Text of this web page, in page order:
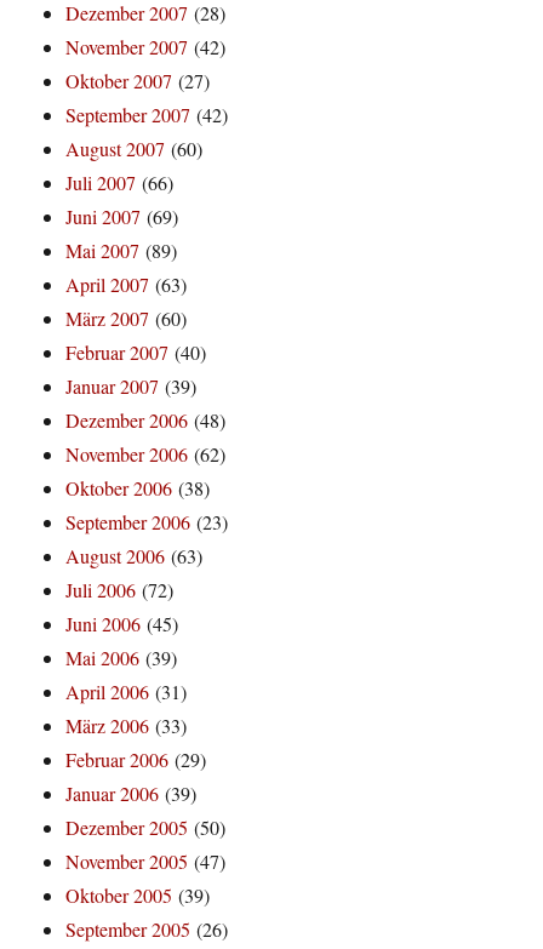
Dezember 2007 (28)
November 2007 (42)
Oktober 2007 (27)
September 2007 (42)
August 2007 (60)
Juli 2007 (66)
Juni 2007 (69)
Mai 2007 (89)
April 2007 (63)
März 2007 (60)
Februar 2007 (40)
Januar 2007 (39)
Dezember 2006 (48)
November 2006 (62)
Oktober 2006 (38)
September 2006 (23)
August 2006 (63)
Juli 2006 (72)
Juni 2006 (45)
Mai 2006 (39)
April 2006 (31)
März 2006 (33)
Februar 2006 (29)
Januar 2006 (39)
Dezember 2005 (50)
November 2005 (47)
Oktober 2005 (39)
September 2005 (26)